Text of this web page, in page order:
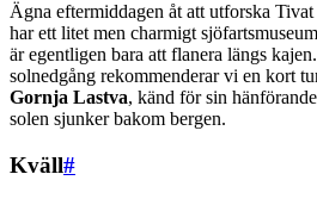
Ägna eftermiddagen åt att utforska
har ett litet men charmigt
är egentligen bara att flanera längs
solnedgång rekommenderar vi en kort
Gornja Lastva, känd för sin
solen sjunker bakom bergen.
Kväll#